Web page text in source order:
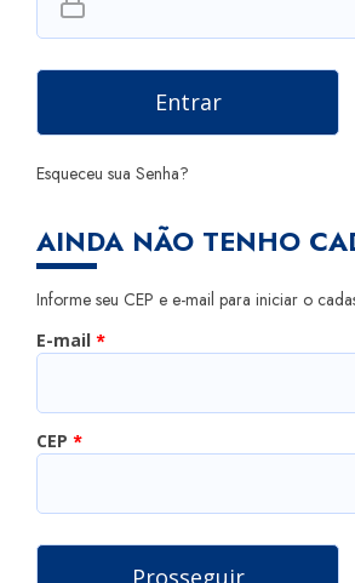
Esqueceu sua Senha?
AINDA NÃO TENHO
Informe seu CEP e e-mail para iniciar o
E-mail *
CEP *